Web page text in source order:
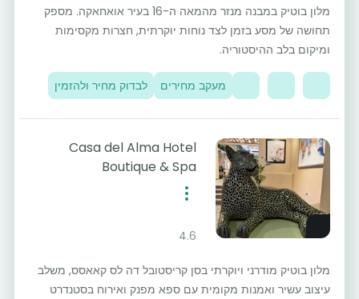
מלון בוטיק במבנה מנזר מהמאה ה-16 בעיר אואחאקה. מספק
תחושה של מסע בזמן לצד נוחות יוקרתית, חצרות מקסימות
ומיקום בלב ההיסטוריה.
מעקב מחירים לבדוק מחיר ולהזמין
Casa del Alma Hotel
Boutique & Spa
4.6
מלון בוטיק מודרני ויוקרתי בסן קריסטובל דה לס קאאסס, משלב
עיצוב עשיר ואמנות מקומית עם ספא מפנק ואירוח בסטנדרט